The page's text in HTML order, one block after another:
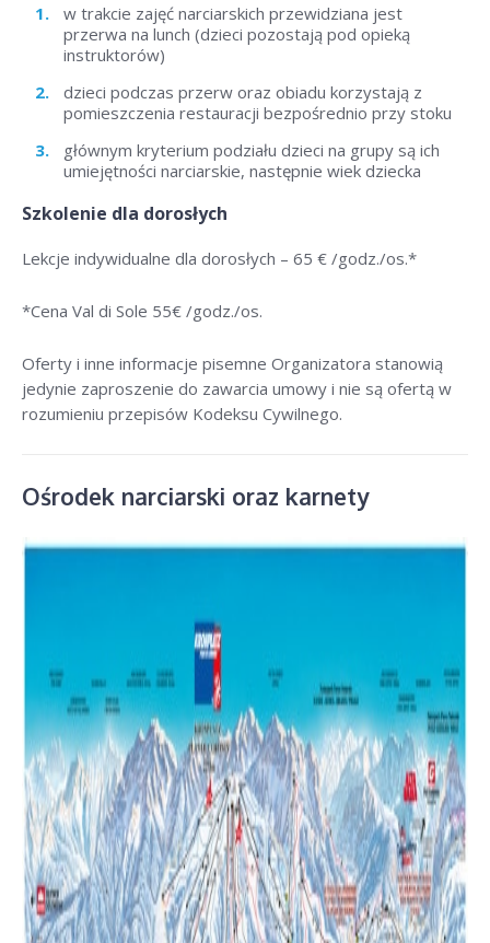
w trakcie zajęć narciarskich przewidziana jest
przerwa na lunch (dzieci pozostają pod opieką
instruktorów)
dzieci podczas przerw oraz obiadu korzystają z
pomieszczenia restauracji bezpośrednio przy stoku
głównym kryterium podziału dzieci na grupy są ich
umiejętności narciarskie, następnie wiek dziecka
Szkolenie dla dorosłych
Lekcje indywidualne dla dorosłych – 65 € /godz./os.*
*Cena Val di Sole 55€ /godz./os.
Oferty i inne informacje pisemne Organizatora stanowią
jedynie zaproszenie do zawarcia umowy i nie są ofertą w
rozumieniu przepisów Kodeksu Cywilnego.
Ośrodek narciarski oraz karnety